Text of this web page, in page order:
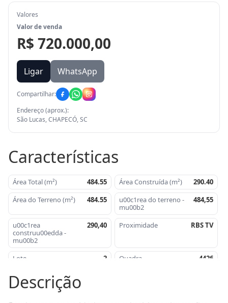
Valores
Valor de venda
R$ 720.000,00
Ligar WhatsApp
Compartilhar:
Endereço (aprox.):
São Lucas, CHAPECÓ, SC
Características
Área Total (m²) 484.55 Área Construída (m²)
290.40
Área do Terreno (m²)
484.55
u00c1rea do terreno -
mu00b2
484,55
u00c1rea
construu00edda -
mu00b2
290,40 Proximidade RBS TV
Lote 2 Quadra
4426
Matru00edcula
Descrição